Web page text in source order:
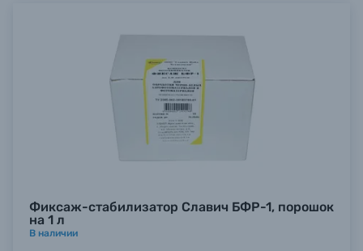
Фиксаж-стабилизатор Славич БФР-1, порошок
на 1 л
В наличии